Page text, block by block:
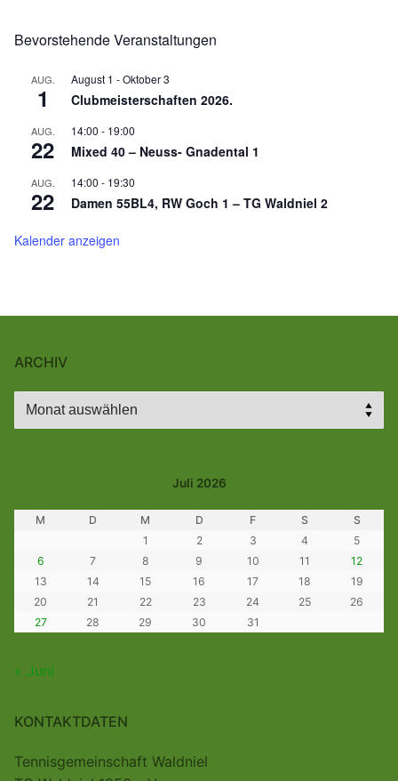
Bevorstehende Veranstaltungen
AUG.
1
August 1 -Oktober 3
Clubmeisterschaften 2026.
AUG.
22
14:00 - 19:00
Mixed 40 – Neuss- Gnadental 1
AUG.
22
14:00 - 19:30
Damen 55BL4, RW Goch 1 – TG Waldniel 2
Kalender anzeigen
ARCHIV
Archiv
Juli 2026
M D M D F S
S
1
2 3 4
5
6
7 8 9 10 11
12
13
14 15 16 17 18
19
20
21 22 23 24 25
26
27
28 29 30 31
« Juni
KONTAKTDATEN
Tennisgemeinschaft Waldniel